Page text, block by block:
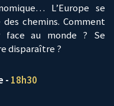
L’Europe se
chemins. Comment
face au monde ? Se
disparaître ?
- 18h30